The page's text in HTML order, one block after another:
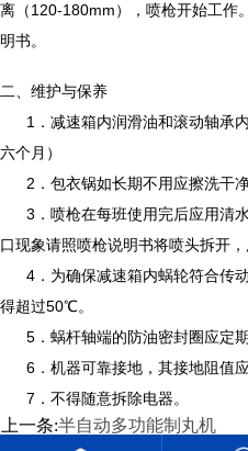
离（120-180mm），喷枪开始工作
明书。
二、维护与保养
1．减速箱内润滑油和滚动轴承
六个月）
2．包衣锅如长期不用应擦洗干净
3．喷枪在每班使用完后应用清
口现象请照喷枪说明书将喷头拆开
4．为确保减速箱内蜗轮符合传
得超过50℃。
5．蜗杆轴端的防油密封圈应定期
6．机器可靠接地，其接地阻值应
7．不得随意拆除电器。
上一条:半自动多功能制丸机